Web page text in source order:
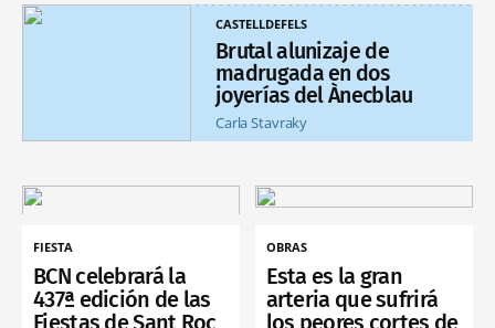
CASTELLDEFELS
Brutal alunizaje de
madrugada en dos
joyerías del Ànecblau
Carla Stavraky
FIESTA
BCN celebrará la
437ª edición de las
OBRAS
Esta es la gran
arteria que sufrirá